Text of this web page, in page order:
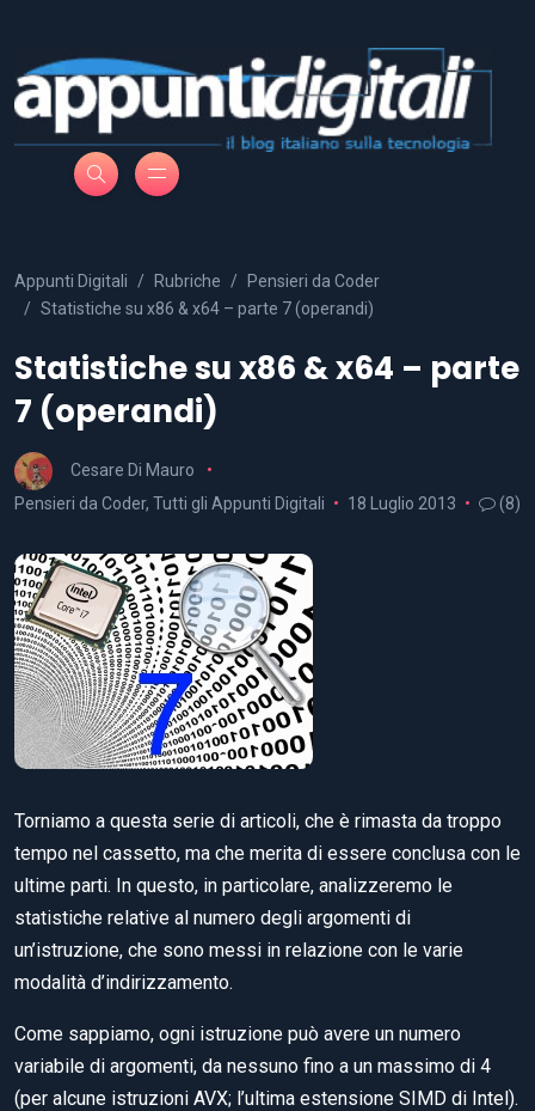
Appunti Digitali Rubriche
Pensieri da Coder
Statistiche su x86 & x64 – parte 7 (operandi)
Statistiche su x86 & x64 – parte
7 (operandi)
Cesare Di Mauro
Pensieri da Coder, Tutti gli Appunti Digitali 18 Luglio 2013 (8)
Torniamo a questa serie di articoli, che è rimasta da troppo
tempo nel cassetto, ma che merita di essere conclusa con le
ultime parti. In questo, in particolare, analizzeremo le
statistiche relative al numero degli argomenti di
un’istruzione, che sono messi in relazione con le varie
modalità d’indirizzamento.
Come sappiamo, ogni istruzione può avere un numero
variabile di argomenti, da nessuno fino a un massimo di 4
(per alcune istruzioni AVX; l’ultima estensione SIMD di Intel).